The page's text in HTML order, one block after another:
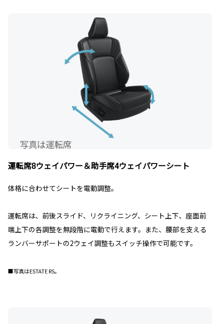
運転席8ウェイパワー＆助手席4ウェイパワーシート
体格に合わせてシートを電動調整。
運転席は、前後スライド、リクライニング、シート上下、座面前
端上下の各調整を無段階に電動で行えます。また、腰部を支える
ランバーサポートの2ウェイ調整もスイッチ操作で可能です。
■写真はESTATE RS。